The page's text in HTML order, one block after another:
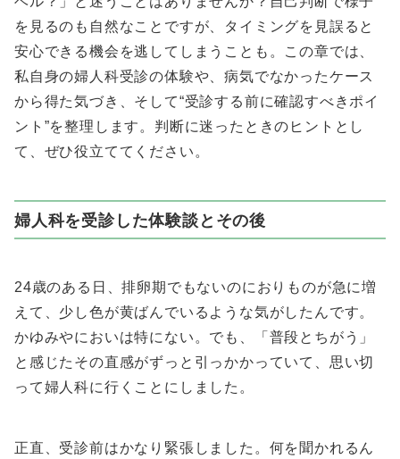
を見るのも自然なことですが、タイミングを見誤ると
安心できる機会を逃してしまうことも。この章では、
私自身の婦人科受診の体験や、病気でなかったケース
から得た気づき、そして“受診する前に確認すべきポイ
ント”を整理します。判断に迷ったときのヒントとし
て、ぜひ役立ててください。
婦人科を受診した体験談とその後
24歳のある日、排卵期でもないのにおりものが急に増
えて、少し色が黄ばんでいるような気がしたんです。
かゆみやにおいは特にない。でも、「普段とちがう」
と感じたその直感がずっと引っかかっていて、思い切
って婦人科に行くことにしました。
正直、受診前はかなり緊張しました。何を聞かれるん